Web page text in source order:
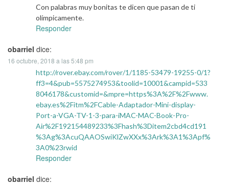
Con palabras muy bonitas te dicen que pasan de ti
olímpicamente.
Responder
obarriel dice:
16 octubre, 2018 a las 5:48 pm
http://rover.ebay.com/rover/1/1185-53479-19255-0/1?
ff3=4&pub=5575274953&toolid=10001&campid=533
8046178&customid=&mpre=https%3A%2F%2Fwww.
ebay.es%2Fitm%2FCable-Adaptador-Mini-display-
Port-a-VGA-TV-1-3-para-iMAC-MAC-Book-Pro-
Air%2F192154489233%3Fhash%3Ditem2cbd4cd191
%3Ag%3AcuQAAOSwiKlZwXXx%3Ark%3A1%3Apf%
3A0%23rwid
Responder
obarriel dice: